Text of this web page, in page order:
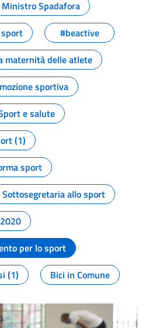
Ministro Spadafora
#beactive
maternità delle atlete
sportiva
e salute
(1)
sport
Sottosegretaria allo sport
per lo sport
(1) Bici in Comune